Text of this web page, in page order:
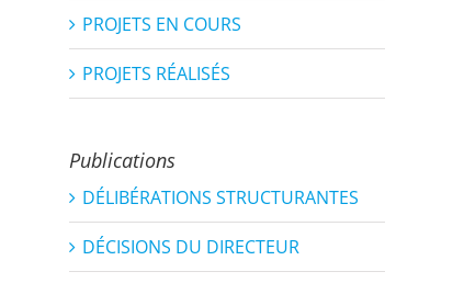
PROJETS EN COURS
PROJETS RÉALISÉS
Publications
DÉLIBÉRATIONS STRUCTURANTES
DÉCISIONS DU DIRECTEUR